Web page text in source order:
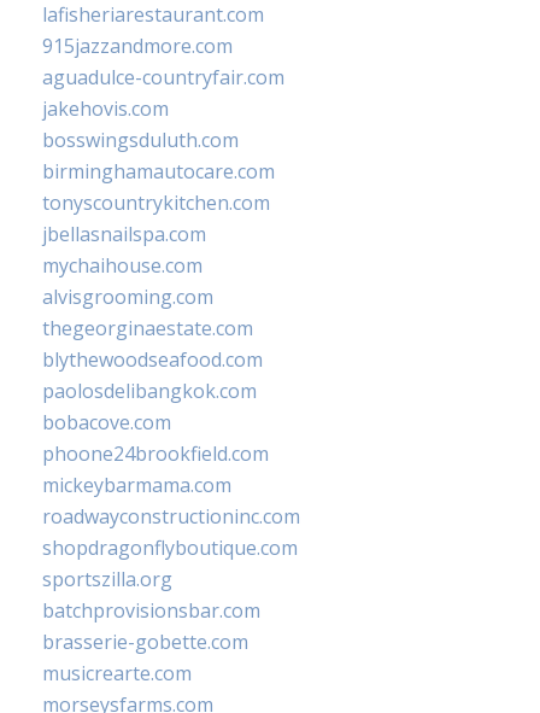
lafisheriarestaurant.com
915jazzandmore.com
aguadulce-countryfair.com
jakehovis.com
bosswingsduluth.com
birminghamautocare.com
tonyscountrykitchen.com
jbellasnailspa.com
mychaihouse.com
alvisgrooming.com
thegeorginaestate.com
blythewoodseafood.com
paolosdelibangkok.com
bobacove.com
phoone24brookfield.com
mickeybarmama.com
roadwayconstructioninc.com
shopdragonflyboutique.com
sportszilla.org
batchprovisionsbar.com
brasserie-gobette.com
musicrearte.com
morseysfarms.com